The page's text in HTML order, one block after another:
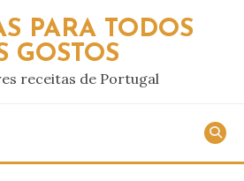
PARA TODOS
GOSTOS
receitas de Portugal